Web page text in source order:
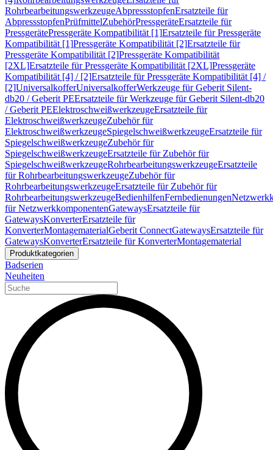
RohrbearbeitungswerkzeugeAbpressstopfenErsatzteile für
AbpressstopfenPrüfmittelZubehörPressgeräteErsatzteile für
PressgerätePressgeräte Kompatibilität [1]Ersatzteile für Pressgeräte
Kompatibilität [1]Pressgeräte Kompatibilität [2]Ersatzteile für
Pressgeräte Kompatibilität [2]Pressgeräte Kompatibilität
[2XL]Ersatzteile für Pressgeräte Kompatibilität [2XL]Pressgeräte
Kompatibilität [4] / [2]Ersatzteile für Pressgeräte Kompatibilität [4] /
[2]UniversalkofferUniversalkofferWerkzeuge für Geberit Silent-
db20 / Geberit PEErsatzteile für Werkzeuge für Geberit Silent-db20
/ Geberit PEElektroschweißwerkzeugeErsatzteile für
ElektroschweißwerkzeugeZubehör für
ElektroschweißwerkzeugeSpiegelschweißwerkzeugeErsatzteile für
SpiegelschweißwerkzeugeZubehör für
SpiegelschweißwerkzeugeErsatzteile für Zubehör für
SpiegelschweißwerkzeugeRohrbearbeitungswerkzeugeErsatzteile
für RohrbearbeitungswerkzeugeZubehör für
RohrbearbeitungswerkzeugeErsatzteile für Zubehör für
RohrbearbeitungswerkzeugeBedienhilfenFernbedienungen
für NetzwerkkomponentenGatewaysErsatzteile für
GatewaysKonverterErsatzteile für
KonverterMontagematerialGeberit ConnectGatewaysErsatzteile für
GatewaysKonverterErsatzteile für KonverterMontagematerial
Produktkategorien
Badserien
Neuheiten